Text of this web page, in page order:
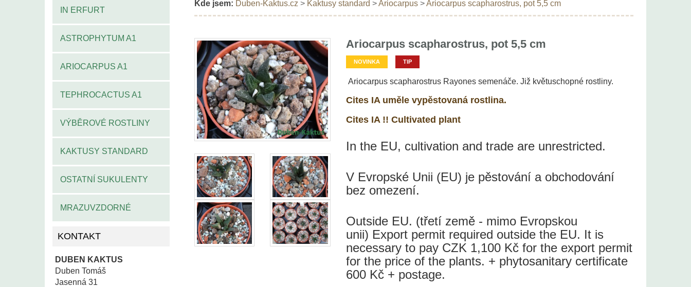
IN ERFURT
ASTROPHYTUM A1
ARIOCARPUS A1
TEPHROCACTUS A1
VÝBĚROVÉ ROSTLINY
KAKTUSY STANDARD
OSTATNÍ SUKULENTY
MRAZUVZDORNÉ
KONTAKT
DUBEN KAKTUS
Duben Tomáš
Jasenná 31
Kde jsem: Duben-Kaktus.cz > Kaktusy standard >Ariocarpus>Ariocarpus scapharostrus, pot 5,5 cm
Ariocarpus scapharostrus, pot 5,5 cm
NOVINKA TIP
Ariocarpus scapharostrus Rayones semenáče. Již květuschopné rostliny.
Cites IA uměle vypěstovaná rostlina.
Cites IA !! Cultivated plant
In the EU, cultivation and trade are unrestricted.
V Evropské Unii (EU) je pěstování a obchodování
bez omezení.
Outside EU. (třetí země - mimo Evropskou
unii) Export permit required outside the EU. It is
necessary to pay CZK 1,100 Kč for the export permit
for the price of the plants. + phytosanitary certificate
600 Kč + postage.